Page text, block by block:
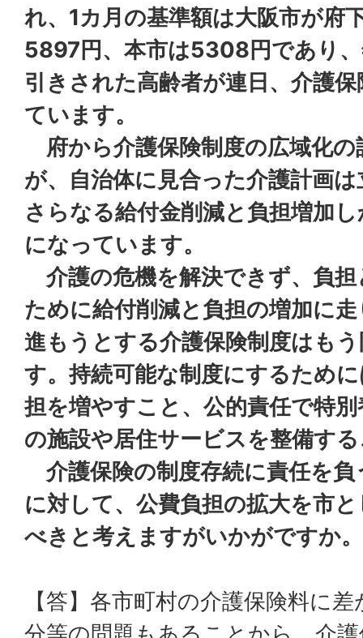
れ、1カ月の基準額は大阪市が府
5897円、本市は5308円であり
引きされた高齢者が連日、介護
ています。
府から介護保険制度の広域化
が、自治体に見合った介護計画
さらなる給付金削減と負担増加
になっています。
介護の危機を解決できず、負
ために給付削減と負担の増加に
進もうとする介護保険制度はも
す。持続可能な制度にするため
担を増やすこと、公的責任で特
の施設や居住サービスを整備す
介護保険の制度存続に責任を
に対して、公費負担の拡大を市
べきと考えますがいかがですか。
【答】各市町村の介護保険料に